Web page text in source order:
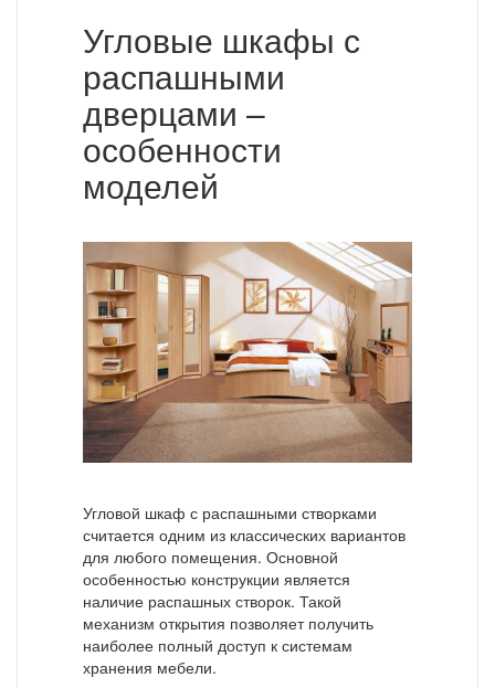
Угловые шкафы с
распашными
дверцами –
особенности
моделей
Угловой шкаф с распашными створками
считается одним из классических вариантов
для любого помещения. Основной
особенностью конструкции является
наличие распашных створок. Такой
механизм открытия позволяет получить
наиболее полный доступ к системам
хранения мебели.